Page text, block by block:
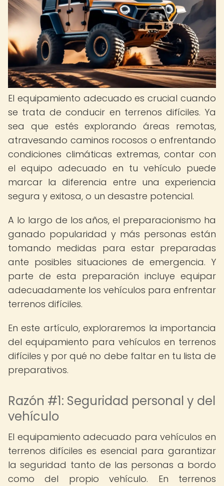
El equipamiento adecuado es crucial cuando
se trata de conducir en terrenos difíciles. Ya
sea que estés explorando áreas remotas,
atravesando caminos rocosos o enfrentando
condiciones climáticas extremas, contar con
el equipo adecuado en tu vehículo puede
marcar la diferencia entre una experiencia
segura y exitosa, o un desastre potencial.
A lo largo de los años, el preparacionismo ha
ganado popularidad y más personas están
tomando medidas para estar preparadas
ante posibles situaciones de emergencia. Y
parte de esta preparación incluye equipar
adecuadamente los vehículos para enfrentar
terrenos difíciles.
En este artículo, exploraremos la importancia
del equipamiento para vehículos en terrenos
difíciles y por qué no debe faltar en tu lista de
preparativos.
Razón #1: Seguridad personal y del
vehículo
El equipamiento adecuado para vehículos en
terrenos difíciles es esencial para garantizar
la seguridad tanto de las personas a bordo
como del propio vehículo. En terrenos